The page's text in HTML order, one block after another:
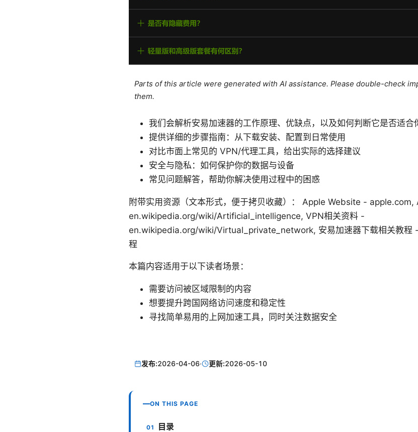
Parts of this article were generated with AI assistance. Please double-check
them.
我们会解析安易加速器的工作原理、优缺点，以及如何判断它是否适合
提供详细的步骤指南：从下载安装、配置到日常使用
对比市面上常见的 VPN/代理工具，给出实际的选择建议
安全与隐私：如何保护你的数据与设备
常见问题解答，帮助你解决使用过程中的困惑
附带实用资源（文本形式，便于拷贝收藏）： Apple Website -
en.wikipedia.org/wiki/Artificial_intelligence, VPN相关资料 -
en.wikipedia.org/wiki/Virtual_private_network, 安易加速器下载相关教程
程
本篇内容适用于以下读者场景：
需要访问被区域限制的内容
想要提升跨国网络访问速度和稳定性
寻找简单易用的上网加速工具，同时关注数据安全
发布:2026-04-06· 更新:2026-05-10
ON THIS PAGE
目录